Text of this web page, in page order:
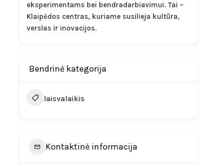
eksperimentams bei bendradarbiavimui. Tai –
Klaipėdos centras, kuriame susilieja kultūra,
verslas ir inovacijos.
Bendrinė kategorija
laisvalaikis
Kontaktinė informacija